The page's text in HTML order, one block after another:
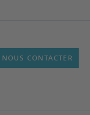
NOUS CONTACTER